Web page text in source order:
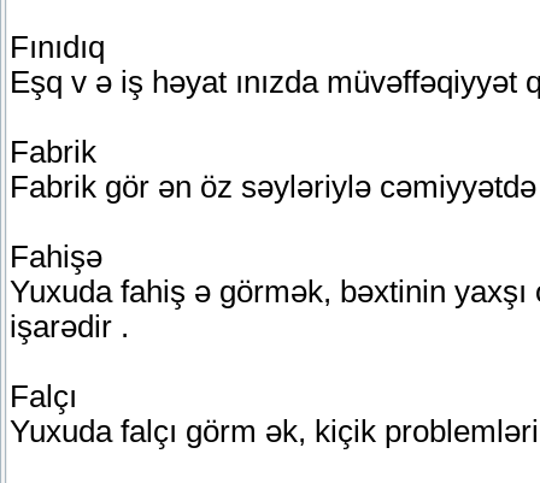
Fınıdıq
Eşq v ə iş həyat ınızda müvəffəqiyyət
Fabrik
Fabrik gör ən öz səyləriylə
Fahişə
Yuxuda fahiş ə görmək, bəxtinin
işarədir .
Falçı
Yuxuda falçı görm ək, kiçik